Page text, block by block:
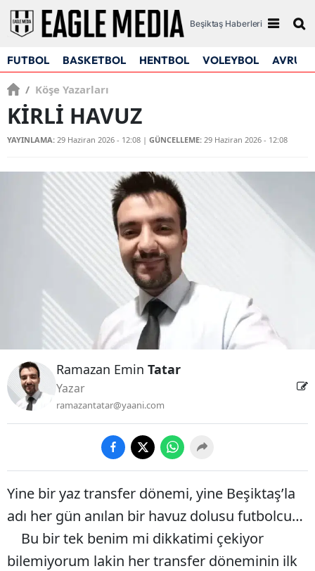
Beşiktaş Haberleri
FUTBOL BASKETBOL HENTBOL VOLEYBOL
/ Köşe Yazarları
KİRLİ HAVUZ
YAYINLAMA: 29 Haziran 2026 - 12:08 | GÜNCELLEME: 29 Haziran 2026 - 12:08
Ramazan Emin Tatar
Yazar
ramazantatar@yaani.com
Yine bir yaz transfer dönemi, yine Beşiktaş’la
adı her gün anılan bir havuz dolusu futbolcu…
Bu bir tek benim mi dikkatimi çekiyor
bilemiyorum lakin her transfer döneminin ilk